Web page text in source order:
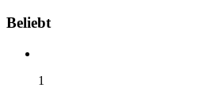
Widgets
Beliebt
1